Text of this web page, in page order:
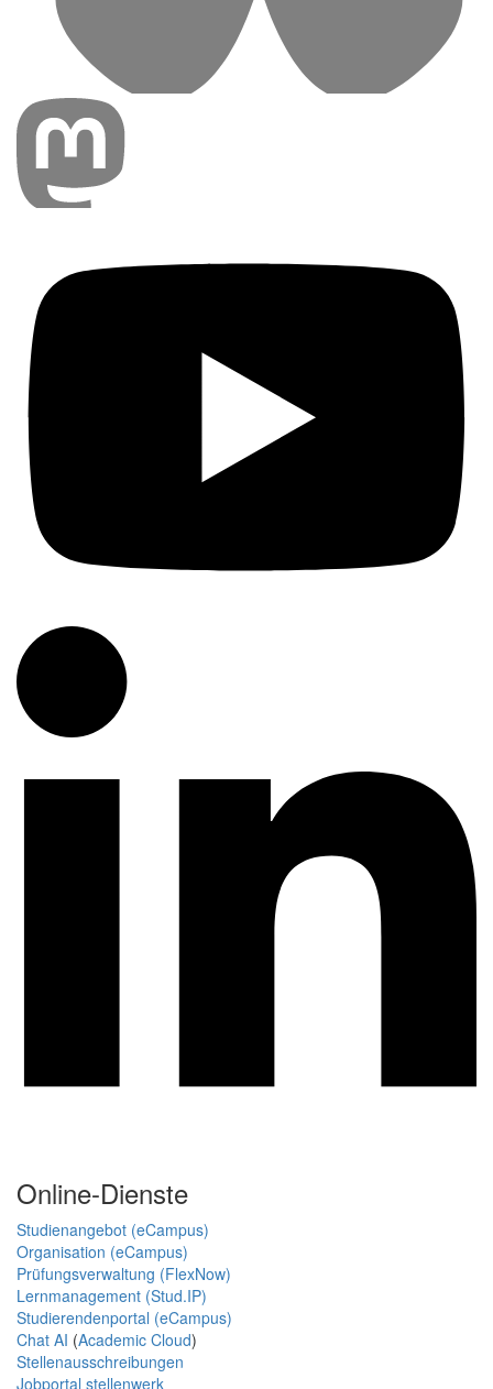
Online-Dienste
Studienangebot (eCampus)
Organisation (eCampus)
Prüfungsverwaltung (FlexNow)
Lernmanagement (Stud.IP)
Studierendenportal (eCampus)
Chat AI (Academic Cloud)
Stellenausschreibungen
Jobportal stellenwerk